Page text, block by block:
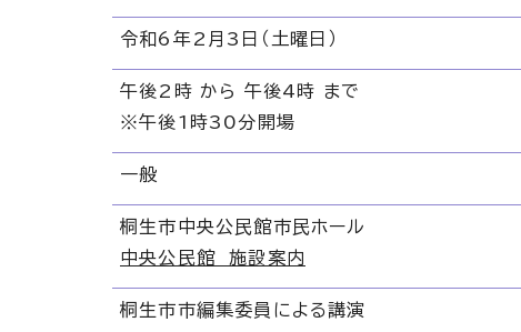
令和6年2月3日（土曜日）
午後2時 から 午後4時 まで
※午後1時30分開場
一般
桐生市中央公民館市民ホール
中央公民館 施設案内
桐生市市編集委員による講演